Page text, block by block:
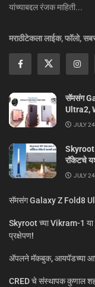
यांच्याबद्दल रंजक माहिती...
मराठीटेकला लाईक, फॉलो,
सॅमसंग
Ultra2,
JULY
Skyroot
रॉकेटचे
JULY
सॅमसंग Galaxy Z Fold8
Skyroot च्या Vikram-1 या
प्रक्षेपण!
ॲपलने मॅकबुक, आयपॅडच्या आणि
CRED चे संस्थापक कुणाल